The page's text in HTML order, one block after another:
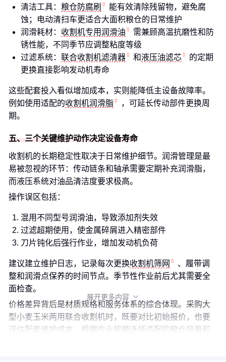
清洁工具： 粮仓防腐刷
能有效清除残留物，避免腐
蚀；电动清扫车更适合大面积粮仓的日常维护
润滑耗材： 收割机专用润滑油
需兼顾高温抗磨性和防
锈性能，不同季节应调整粘度等级
过滤系统： 联合收割机滤清器 和液压油滤芯
的定期
更换直接影响发动机寿命
这些配套投入看似增加成本，实则能降低主设备故障率。
例如使用适配的收割机润滑脂
，可延长传动部件更换周
期。
五、三个关键维护动作决定设备寿命
收割机的长期稳定性取决于日常维护细节。润滑管理是最
易被忽视的环节：传动链条和轴承需要定期补充润滑脂，
而液压系统对油品清洁度要求极高。
操作误区包括：
混用不同型号润滑油，导致添加剂失效
过滤超期使用，使金属碎屑进入精密部件
刀片钝化后强行作业，增加发动机负荷
建议建立维护日志，记录每次更换收割机筛网
、履带调
整和润滑点保养的时间节点。季节性作业前后尤其需要全
面检查。
价格差异背后是材质规格和服务体系的综合体现。采购大
型小麦玉米两用联合收割机时，既要对比初始报价，也要
评估配套维护成本。根据作业规模选择适配的粮仓容量和
展开更多内容 